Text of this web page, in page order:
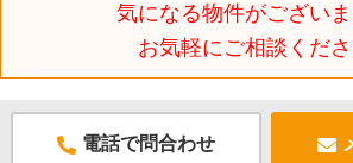
気になる物件がござい
お気軽にご相談くださ
電話で問合わせ